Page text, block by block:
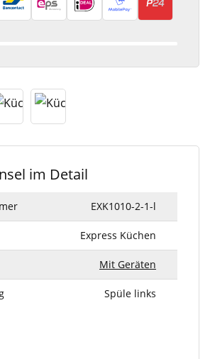
im Detail
EXK1010-2-1-l
Express Küchen
Mit Geräten
Spüle links